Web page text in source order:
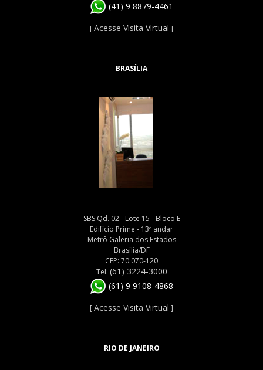
(41) 9 8879-4461
[Acesse Visita Virtual ]
BRASÍLIA
SBS Qd. 02 - Lote 15 - Bloco E
Edifício Prime - 13º andar
Metrô Galeria dos Estados
Brasília/DF
CEP: 70.070-120
Tel: (61) 3224-3000
(61) 9 9108-4868
[Acesse Visita Virtual ]
RIO DE JANEIRO